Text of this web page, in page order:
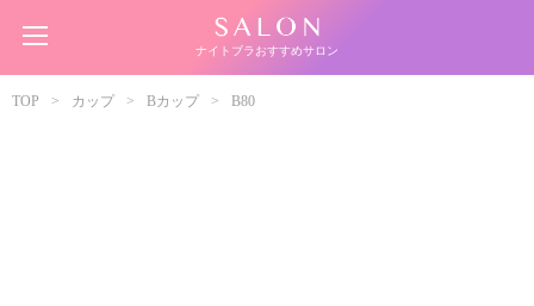
ナイトブラおすすめサロン
TOP カップ Bカップ B80